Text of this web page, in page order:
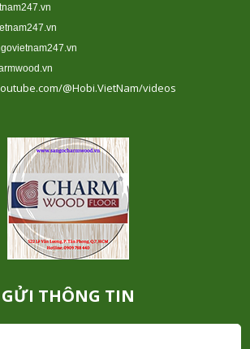
@Hobi.VietNam/videos
GỬI THÔNG TIN